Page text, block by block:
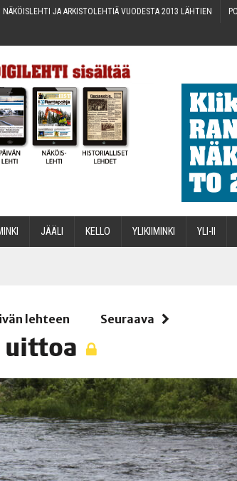
NÄKÖIS­LEH­TI JA ARKIS­TO­LEH­TIÄ VUO­DES­TA 2013 LÄHTIEN
JÄÄ­LI KEL­LO YLI­KII­MIN­KI YLI-II
lehteen Seuraava
uittoa